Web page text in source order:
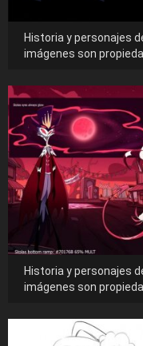
Historia y personajes
imágenes son
Historia y personajes
imágenes son